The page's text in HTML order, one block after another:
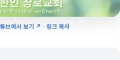
브에서 보기 ↗ · 링크 복사